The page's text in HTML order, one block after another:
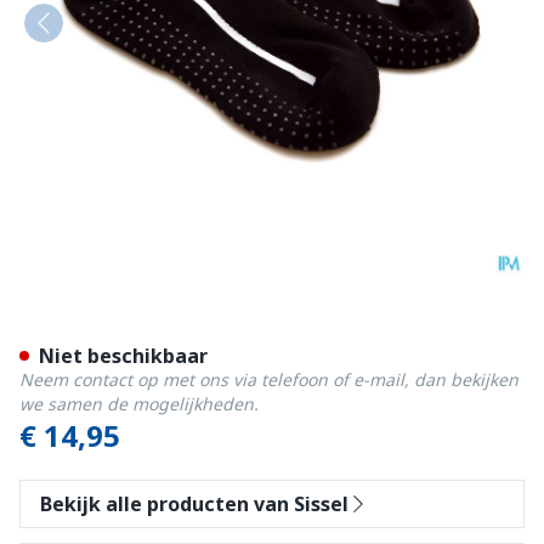
€ 14,95
Niet beschikbaar
Neem contact op met ons via telefoon of e-mail, dan bekijken
we samen de mogelijkheden.
Bekijk alle producten van Sissel